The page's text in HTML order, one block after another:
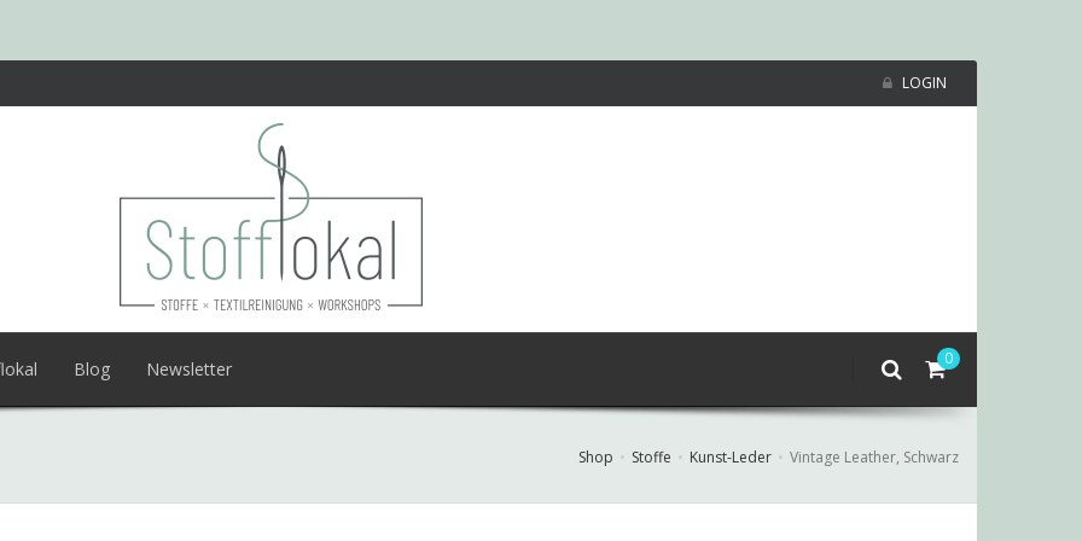
LOGIN
0
Blog Newsletter
Shop Stoffe Kunst-Leder Vintage Leather, Schwarz